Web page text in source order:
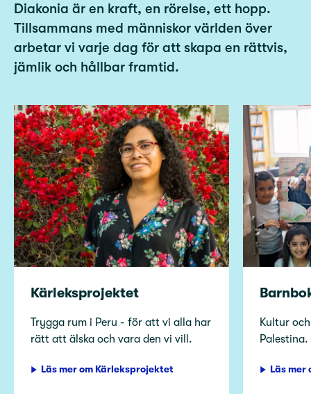
Diakonia är en kraft, en rörelse, ett hopp.
Tillsammans med människor världen över
arbetar vi varje dag för att skapa en rättvis,
jämlik och hållbar framtid.
Kärleksprojektet
Trygga rum i Peru - för att vi alla har
rätt att älska och vara den vi vill.
Läs mer om Kärleksprojektet
Kultur
Palestina.
Läs mer